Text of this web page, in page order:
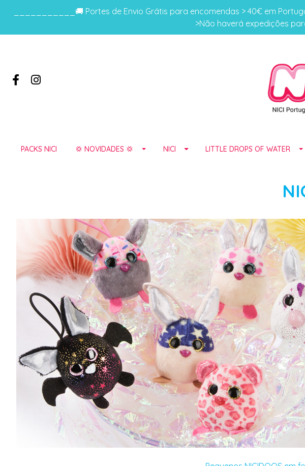
___________🚚 Portes de Envio Grátis para encomendas > 40€ em
>Não haverá expedições
PACKS NICI 💢 NOVIDADES 💢 NICI LITTLE DROPS OF WATER